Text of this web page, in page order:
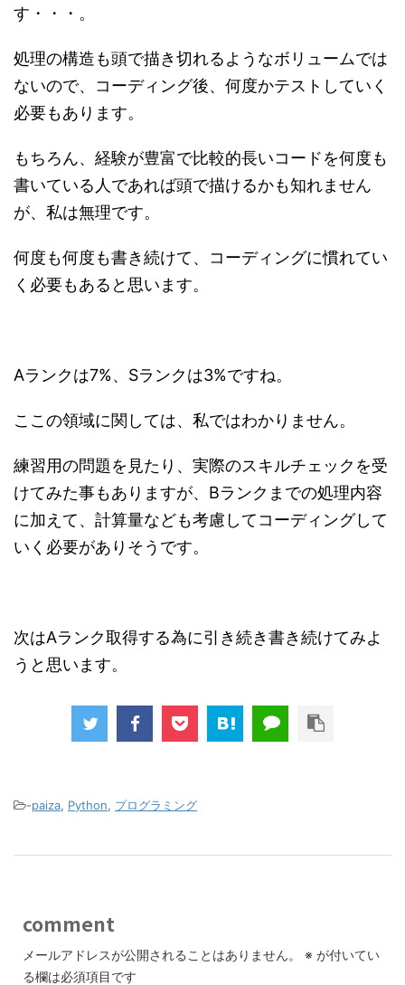
す・・・。
処理の構造も頭で描き切れるようなボリュームでは
ないので、コーディング後、何度かテストしていく
必要もあります。
もちろん、経験が豊富で比較的長いコードを何度も
書いている人であれば頭で描けるかも知れません
が、私は無理です。
何度も何度も書き続けて、コーディングに慣れてい
く必要もあると思います。
Aランクは7%、Sランクは3%ですね。
ここの領域に関しては、私ではわかりません。
練習用の問題を見たり、実際のスキルチェックを受
けてみた事もありますが、Bランクまでの処理内容
に加えて、計算量なども考慮してコーディングして
いく必要がありそうです。
次はAランク取得する為に引き続き書き続けてみよ
うと思います。
-paiza, Python, プログラミング
comment
メールアドレスが公開されることはありません。 ※ が付いてい
る欄は必須項目です